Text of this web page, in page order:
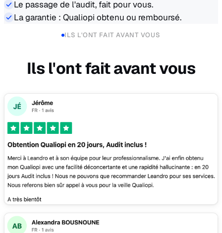
Le passage de l'audit, fait pour vous.
La garantie : Qualiopi obtenu ou remboursé.
ILS L'ONT FAIT AVANT VOUS
Ils l'ont fait avant vous